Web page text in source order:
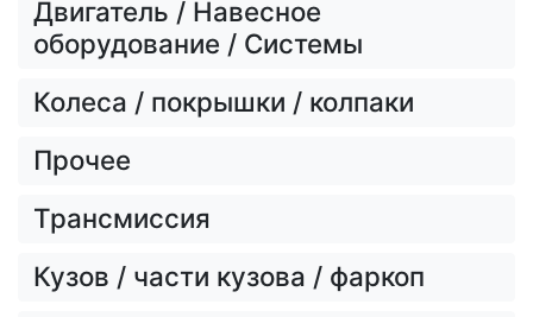
Двигатель / Навесное
оборудование / Системы
Колеса / покрышки / колпаки
Прочее
Трансмиссия
Кузов / части кузова / фаркоп